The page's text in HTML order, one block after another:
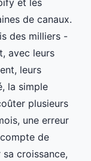
et les
de canaux.
des milliers -
avec leurs
leurs
la simple
plusieurs
une erreur
de
croissance,